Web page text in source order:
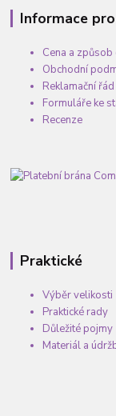
Informace
Cena a
Obchodní
Reklamační řád
Formuláře ke
Recenze
Praktické
Výběr velikosti
Praktické rady
Důležité pojmy
Materiál a